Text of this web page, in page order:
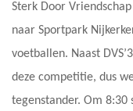
Sterk Door
naar Sportpark
voetballen. Naast
deze competitie, dus
tegenstander. Om